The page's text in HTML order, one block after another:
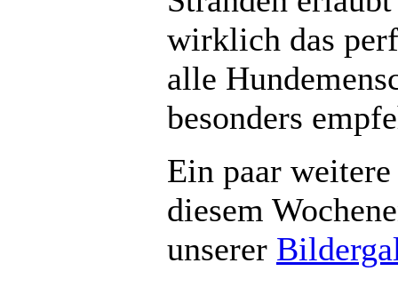
wirklich das
alle
besonders
Ein paar
diesem
unserer